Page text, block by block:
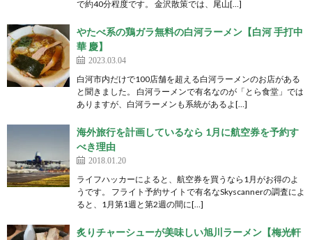
で約40分程度です。 金沢散策では、尾山[…]
やたべ系の鶏ガラ無料の白河ラーメン【白河 手打中
華 慶】
2023.03.04
白河市内だけで100店舗を超える白河ラーメンのお店がある
と聞きました。 白河ラーメンで有名なのが「とら食堂」では
ありますが、白河ラーメンも系統があるよ[…]
海外旅行を計画しているなら 1月に航空券を予約す
べき理由
2018.01.20
ライフハッカーによると、航空券を買うなら1月がお得のよ
うです。 フライト予約サイトで有名なSkyscannerの調査によ
ると、1月第1週と第2週の間に[…]
炙りチャーシューが美味しい旭川ラーメン【梅光軒